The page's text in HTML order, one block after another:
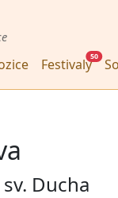
Festivaly50
Ducha